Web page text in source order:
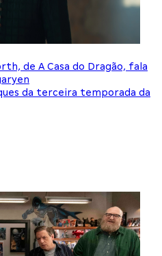
de A Casa do Dragão, fala
da terceira temporada da